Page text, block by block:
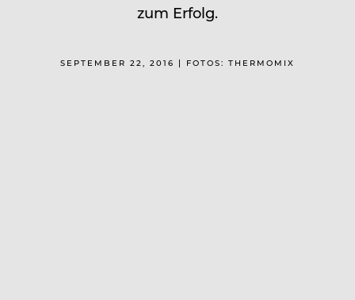
zum Erfolg.
SEPTEMBER 22, 2016 | FOTOS: THERMOMIX